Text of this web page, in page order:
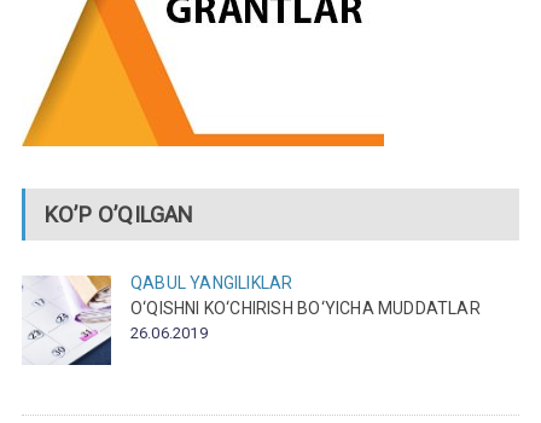
KO’P O’QILGAN
QABUL
YANGILIKLAR
O‘QISHNI KO‘CHIRISH BO‘YICHA MUDDATLAR
26.06.2019